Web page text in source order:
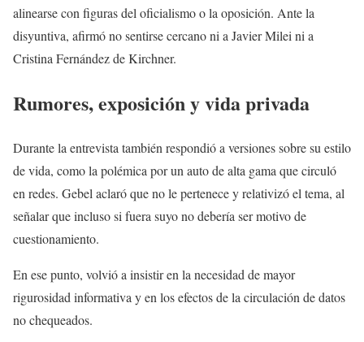
alinearse con figuras del oficialismo o la oposición. Ante la
disyuntiva, afirmó no sentirse cercano ni a Javier Milei ni a
Cristina Fernández de Kirchner.
Rumores, exposición y vida privada
Durante la entrevista también respondió a versiones sobre su estilo
de vida, como la polémica por un auto de alta gama que circuló
en redes. Gebel aclaró que no le pertenece y relativizó el tema, al
señalar que incluso si fuera suyo no debería ser motivo de
cuestionamiento.
En ese punto, volvió a insistir en la necesidad de mayor
rigurosidad informativa y en los efectos de la circulación de datos
no chequeados.